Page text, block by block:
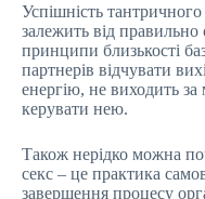
Успішність
залежить від правильно
принципи близькості
партнерів відчувати
енергію, не виходить за
керувати нею.
Також нерідко можна
секс – це практика
завершення процесу